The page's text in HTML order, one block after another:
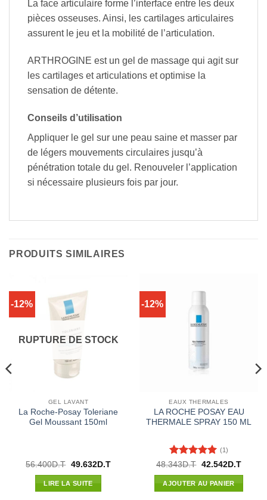
La face articulaire forme l’interface entre les deux
pièces osseuses. Ainsi, les cartilages articulaires
assurent le jeu et la mobilité de l’articulation.
ARTHROGINE est un gel de massage qui agit sur
les cartilages et articulations et optimise la
sensation de détente.
Conseils d’utilisation
Appliquer le gel sur une peau saine et masser par
de légers mouvements circulaires jusqu’à
pénétration totale du gel. Renouveler l’application
si nécessaire plusieurs fois par jour.
PRODUITS SIMILAIRES
-12%
RUPTURE DE STOCK
GEL LAVANT
La Roche-Posay Toleriane
Gel Moussant 150ml
56.400D.T Le
initial
était :
56.400D.T.
49.632D.TLe
LIRE LA SUITE
-12%
EAUX THERMALES
LA ROCHE POSAY EAU
THERMALE SPRAY 150 ML
Note5 sur
5
(1)
48.343D.T Le
initial
était :
48.343D.T.
42.542D.TLe
AJOUTER AU PANIER